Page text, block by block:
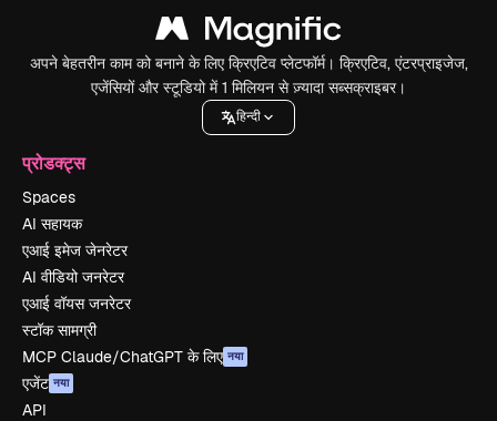
अपने बेहतरीन काम को बनाने के लिए क्रिएटिव प्लेटफॉर्म। क्रिएटिव, एंटरप्राइजेज,
एजेंसियों और स्टूडियो में 1 मिलियन से ज़्यादा सब्सक्राइबर।
हिन्दी
प्रोडक्ट्स
Spaces
AI सहायक
एआई इमेज जेनरेटर
AI वीडियो जनरेटर
एआई वॉयस जनरेटर
स्टॉक सामग्री
MCP Claude/ChatGPT के लिए नया
एजेंट नया
API